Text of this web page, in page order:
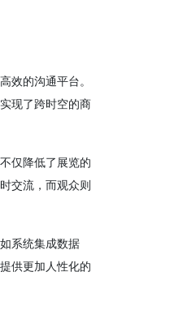
效的沟通平台。
现了跨时空的商
仅降低了展览的
交流，而观众则
系统集成数据
供更加人性化的